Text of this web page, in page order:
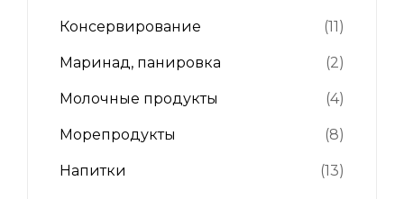
Консервирование (11)
Маринад, панировка (2)
Молочные продукты (4)
Морепродукты (8)
Напитки (13)